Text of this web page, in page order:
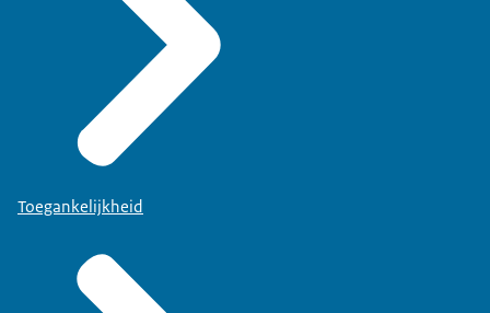
Toegankelijkheid